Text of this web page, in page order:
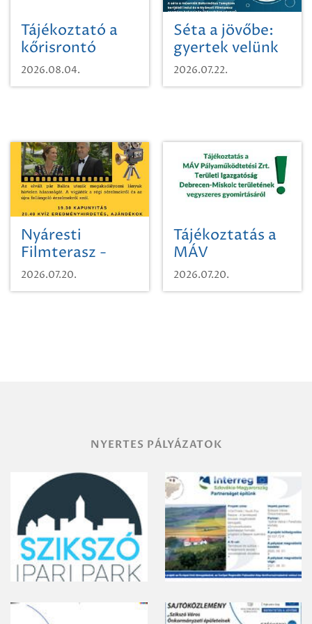
Tájékoztató a
kőrisrontó
karcsúdíszbogárról
2026.08.04.
Séta a jövőbe:
gyertek velünk
egy városi
időutazásra!
2026.07.22.
Nyáresti
Filmterasz -
Beugró a
Paradicsomba
2026.07.20.
Tájékoztatás a
MÁV
Pályaműködtetési
Zrt. Területi
2026.07.20.
NYERTES PÁLYÁZATOK